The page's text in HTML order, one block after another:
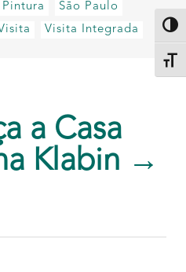
Pintura
São Paulo
Visita Integrada
a Casa
Klabin →